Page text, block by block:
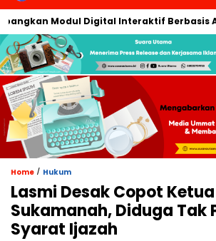
Modul Digital Interaktif Berbasis AI
Home / Hukum
Lasmi Desak Copot Ketua
Sukamanah, Diduga Tak
Syarat Ijazah